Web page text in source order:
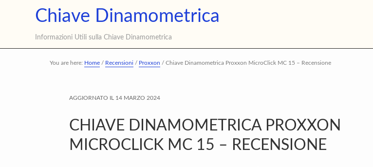
Chiave Dinamometrica
Informazioni Utili sulla Chiave Dinamometrica
You are here: Home / Recensioni / Proxxon / Chiave Dinamometrica Proxxon MicroClick MC 15 – Recensione
AGGIORNATO IL 14 MARZO 2024
CHIAVE DINAMOMETRICA PROXXON
MICROCLICK MC 15 – RECENSIONE